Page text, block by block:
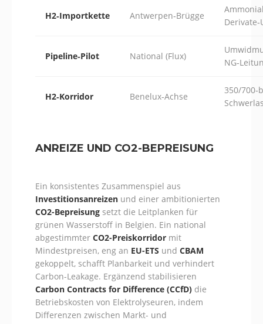
H2‑Importkette Antwerpen‑Brügge
Pipeline‑Pilot National (Flux)
H2‑Korridor Benelux‑Achse
350/
ANREIZE UND CO2-BEPREISUNG
Ein konsistentes Zusammenspiel aus
Investitionsanreizen und einer ambitionierten
CO2-Bepreisung setzt die Leitplanken für
grünen Wasserstoff in Belgien. Ein national
abgestimmter CO2-Preiskorridor mit
Mindestpreisen, eng an EU-ETS und CBAM
gekoppelt, schafft Planbarkeit und verhindert
Carbon-Leakage. Ergänzend stabilisieren
Carbon Contracts for Difference (CCfD) die
Betriebskosten von Elektrolyseuren, indem
Differenzen zwischen Markt- und